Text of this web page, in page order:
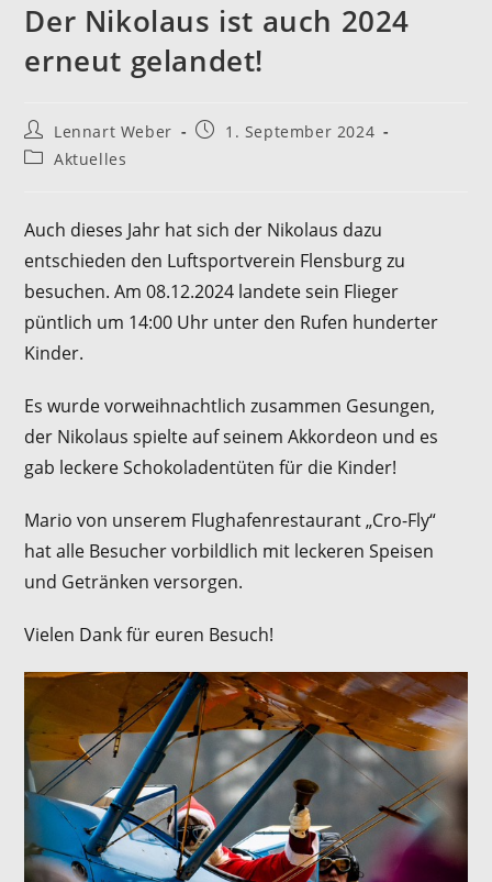
Der Nikolaus ist auch 2024
erneut gelandet!
Lennart Weber
1. September 2024
Aktuelles
Auch dieses Jahr hat sich der Nikolaus dazu
entschieden den Luftsportverein Flensburg zu
besuchen. Am 08.12.2024 landete sein Flieger
püntlich um 14:00 Uhr unter den Rufen hunderter
Kinder.
Es wurde vorweihnachtlich zusammen Gesungen,
der Nikolaus spielte auf seinem Akkordeon und es
gab leckere Schokoladentüten für die Kinder!
Mario von unserem Flughafenrestaurant „Cro-Fly“
hat alle Besucher vorbildlich mit leckeren Speisen
und Getränken versorgen.
Vielen Dank für euren Besuch!